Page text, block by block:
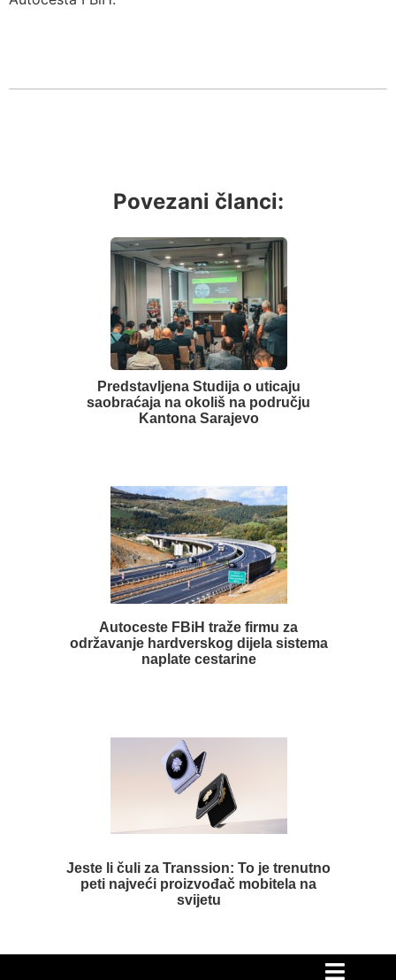
Povezani članci:
Predstavljena Studija o uticaju
saobraćaja na okoliš na području
Kantona Sarajevo
Autoceste FBiH traže firmu za
održavanje hardverskog dijela sistema
naplate cestarine
Jeste li čuli za Transsion: To je trenutno
peti najveći proizvođač mobitela na
svijetu